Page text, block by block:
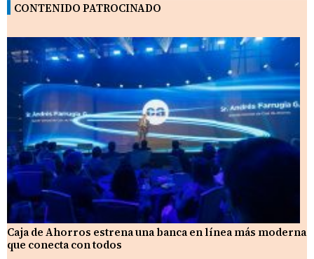
CONTENIDO PATROCINADO
Caja de Ahorros estrena una banca en línea más moderna
que conecta con todos